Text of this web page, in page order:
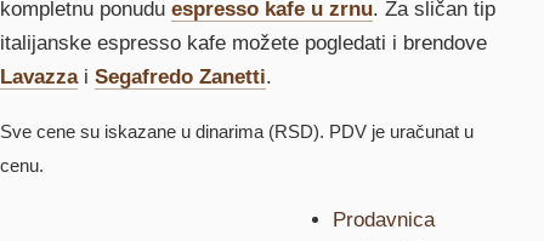
kompletnu ponudu espresso kafe u zrnu. Za sličan tip
italijanske espresso kafe možete pogledati i brendove
Lavazzai Segafredo Zanetti.
Sve cene su iskazane u dinarima (RSD). PDV je uračunat u
cenu.
Prodavnica